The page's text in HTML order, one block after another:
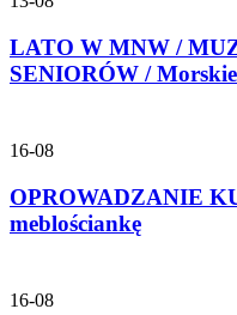
LATO W MNW /
SENIORÓW /
16-08
OPROWADZANIE
meblościankę
16-08